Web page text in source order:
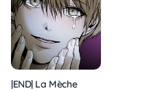
|END| La Mèche